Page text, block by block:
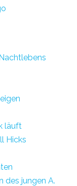
läuft
Hicks
des jungen A.